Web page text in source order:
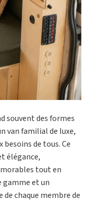
souvent des formes
van familial de luxe,
de tous. Ce
élégance,
tout en
gamme et un
chaque membre de